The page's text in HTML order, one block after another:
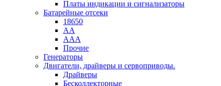
Платы индикации и сигнализаторы
Батарейные отсеки
18650
AA
AAA
Прочие
Генераторы
Двигатели, драйверы и сервоприводы.
Драйверы
Бесколлекторные